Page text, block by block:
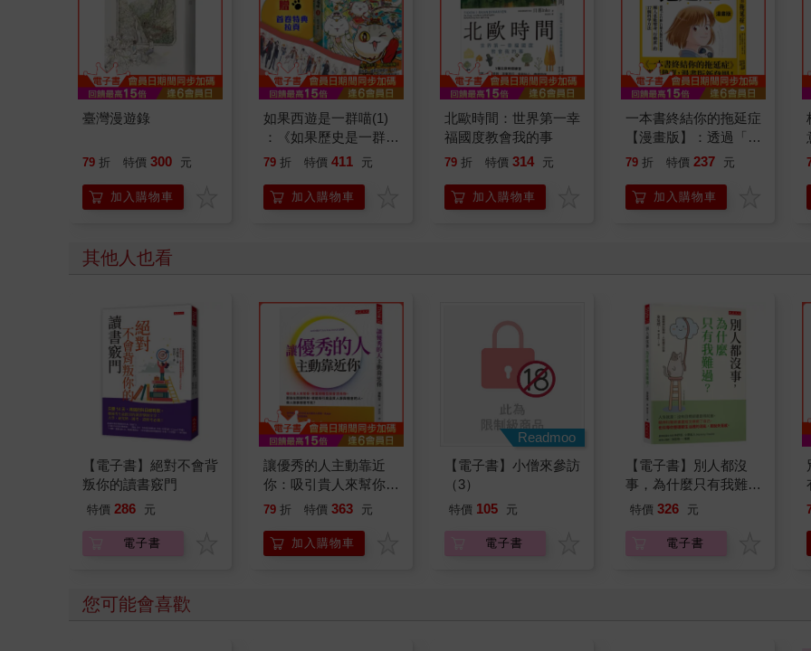
臺灣漫遊錄
79 折 特價 300 元
加入購物車
如果西遊是一群喵(1)
：《如果歷史是一群
喵》作者最新力作，附
79 折 特價 411 元
加入購物車
北歐時間：世界第一幸
福國度教會我的事
79 折 特價 314 元
加入購物車
一本書終結你的拖延症
【漫畫版】：透過「小
行動」打開大腦的行動
「行動派」的37個科
學方法
79 折 特價 237 元
加入購物車
其他人也看
【電子書】絕對不會背
叛你的讀書竅門
特價 286 元
電子書
讓優秀的人主動靠近
你：吸引貴人來幫你，
財富和職位就會流向
總能吸引高品質人脈與
機會的人，做人做事哪
79 折 特價 363 元
加入購物車
Readmoo
【電子書】小僧來參訪
（3）
特價 105 元
電子書
【電子書】別人都沒
事，為什麼只有我難
過？
特價 326 元
電子書
您可能會喜歡